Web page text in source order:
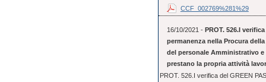
CCF_002769%281%29
16/10/2021 - PROT. 526.I
permanenza nella Procura
del personale Amministrativo
prestano la propria attività
PROT. 526.I verifica del GREEN